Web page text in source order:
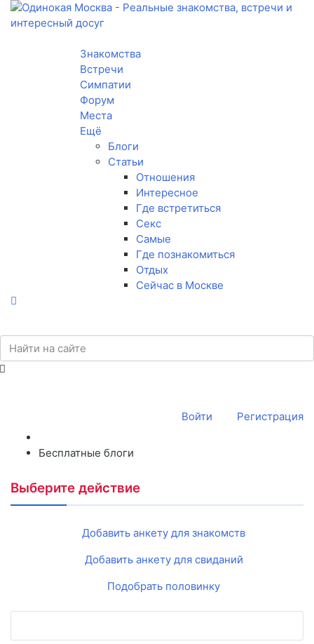
Toggle navigation
Знакомства
Встречи
Симпатии
Форум
Места
Ещё
Блоги
Статьи
Отношения
Интересное
Где встретиться
Секс
Самые
Где познакомиться
Отдых
Сейчас в Москве
Войти Регистрация
Бесплатные блоги
Выберите действие
Добавить анкету для знакомств
Добавить анкету для свиданий
Подобрать половинку